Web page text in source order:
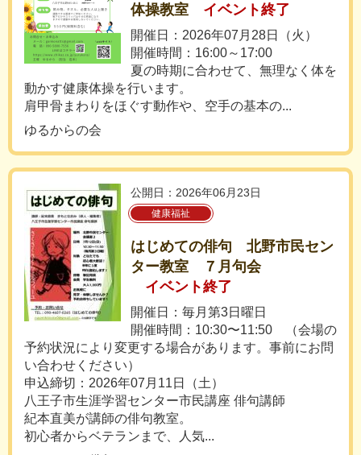
体操教室
イベント終了
開催日：2026年07月28日（火）
開催時間：16:00～17:00
夏の時期に合わせて、無理なく体を
動かす健康体操を行います。
肩甲骨まわりをほぐす動作や、空手の基本の...
ゆるからの会
公開日：2026年06月23日
健康福祉
はじめての俳句 北野市民セン
ター教室 ７月句会
イベント終了
開催日：毎月第3日曜日
開催時間：10:30〜11:50 （会場の
予約状況により変更する場合があります。事前にお問
い合わせください）
申込締切：2026年07月11日（土）
八王子市生涯学習センター市民講座 俳句講師
紀本直美が講師の俳句教室。
初心者からベテランまで、人気...